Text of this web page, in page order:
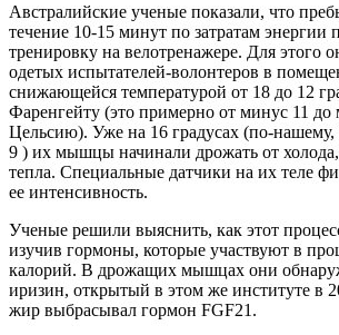
Австралийские ученые показали, что
течение 10-15 минут по затратам энергии
тренировку на велотренажере. Для этого
одетых испытателей-волонтеров в
снижающейся температурой от 18 до 12
Фаренгейту (это примерно от минус 11 до
Цельсию). Уже на 16 градусах (по-
9 ) их мышцы начинали дрожать от холода,
тепла. Специальные датчики на их теле
ее интенсивность.
Ученые решили выяснить, как этот
изучив гормоны, которые участвуют в
калорий. В дрожащих мышцах они
иризин, открытый в этом же институте в
жир выбрасывал гормон FGF21.